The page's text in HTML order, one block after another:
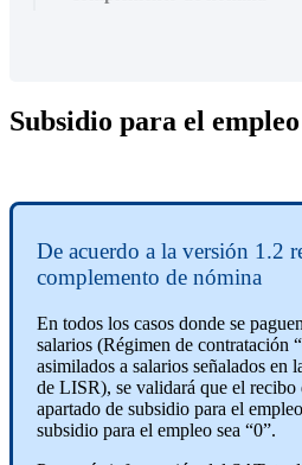
Subsidio para el empleo
De acuerdo a la versión 1.2
complemento de nómina
En todos los casos donde se paguen
salarios (Régimen de contratación “
asimilados a salarios señalados en
de LISR), se validará que el recibo
apartado de subsidio para el empleo
subsidio para el empleo sea “0”.